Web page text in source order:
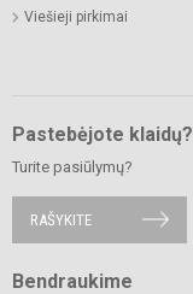
Viešieji pirkimai
Pastebėjote klaidų?
Turite pasiūlymų?
RAŠYKITE
Bendraukime